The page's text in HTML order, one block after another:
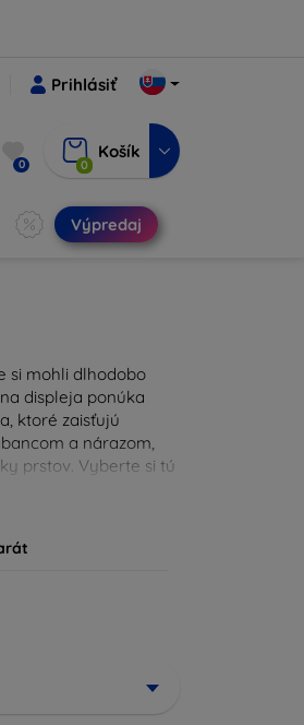
Prihlásiť
0 0
Košík
Výpredaj
si mohli dlhodobo
displeja ponúka
ktoré zaisťujú
a nárazom,
prstov. Vyberte si tú
ideálnu ochranu pre